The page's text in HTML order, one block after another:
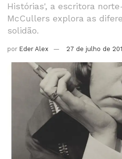
Histórias', a escritora
McCullers explora as
solidão.
por Eder Alex 27 de julho de